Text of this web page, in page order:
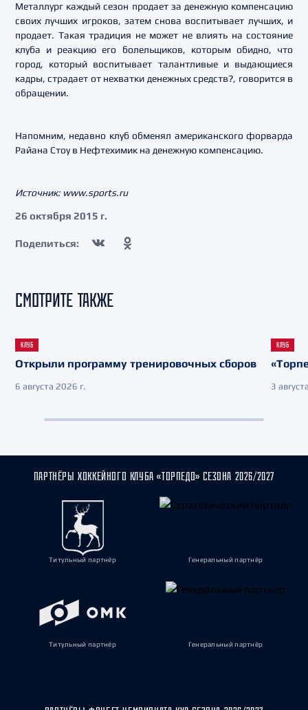
Металлург каждый сезон продает за денежную компенсацию
своих лучших игроков, затем снова воспитывает лучших, и
продает. Такая традиция не может не влиять на состояние
клуба и реакцию его болельщиков, которым обидно, что
город, который воспитывает талантливые и выдающиеся
кадры, страдает от нехватки денежных средств?, говорится в
обращении.
Напомним, недавно клуб обменял американского форварда
Райана Стоу в Нефтехимик на денежную компенсацию.
Источник: www.sports.ru
26 октября 2015 г.
Поделиться:
СМОТРИТЕ ТАКЖЕ
КЛУБ
Открыли программу тренировочных сборов
6 августа 2026 г.
КЛУБ
3
ПАРТНЁРЫ ХОККЕЙНОГО КЛУБА «ТОРПЕДО» СЕЗОНА 2026/2027
Титульный партнёр Генеральный партнёр
Титульный партнёр Генеральный партнёр